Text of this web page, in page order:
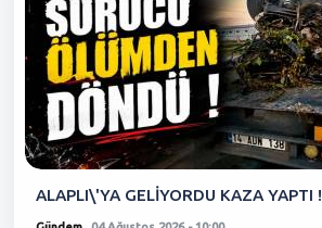
ALAPLI\'YA GELİYORDU KAZA YAPTI !